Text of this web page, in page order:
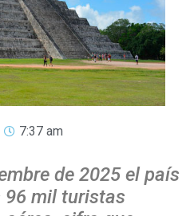
7:37 am
de 2025 el país
96 mil turistas